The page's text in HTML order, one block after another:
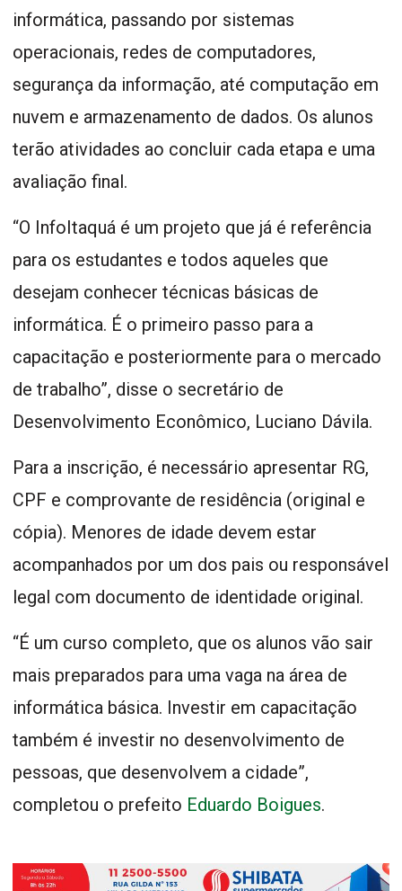
informática, passando por sistemas
operacionais, redes de computadores,
segurança da informação, até computação em
nuvem e armazenamento de dados. Os alunos
terão atividades ao concluir cada etapa e uma
avaliação final.
“O InfoItaquá é um projeto que já é referência
para os estudantes e todos aqueles que
desejam conhecer técnicas básicas de
informática. É o primeiro passo para a
capacitação e posteriormente para o mercado
de trabalho”, disse o secretário de
Desenvolvimento Econômico, Luciano Dávila.
Para a inscrição, é necessário apresentar RG,
CPF e comprovante de residência (original e
cópia). Menores de idade devem estar
acompanhados por um dos pais ou responsável
legal com documento de identidade original.
“É um curso completo, que os alunos vão sair
mais preparados para uma vaga na área de
informática básica. Investir em capacitação
também é investir no desenvolvimento de
pessoas, que desenvolvem a cidade”,
completou o prefeito Eduardo Boigues.